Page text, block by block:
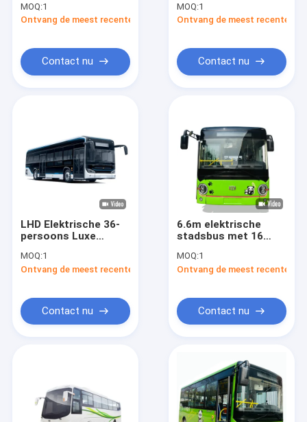
Over ons
Stadsbus met
Airconditioner
MOQ:1
Ontvang de meest recente Prijs
Contact nu
30 Zitplaatsen en
270km Bereik voor
MOQ:1
Ontvang de meest recente
Contact nu
LHD Elektrische 36-
persoons Luxe
12m Wielbasis en
6200mm voor
MOQ:1
Ontvang de meest recente Prijs
Contact nu
6.6m elektrische
stadsbus met 16
km/u maximale
snelheid voor
MOQ:1
Ontvang de meest recente
Contact nu